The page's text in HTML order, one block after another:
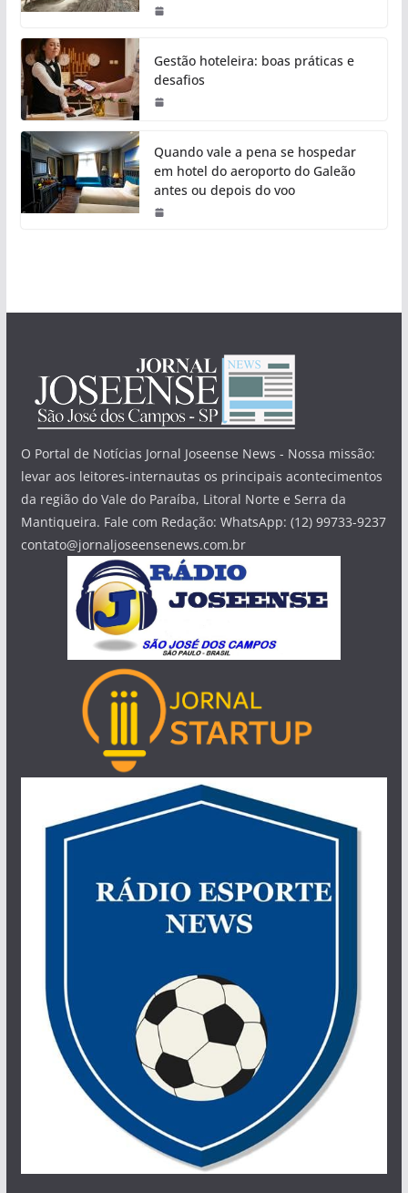
Gestão hoteleira: boas práticas e
desafios
Quando vale a pena se hospedar
em hotel do aeroporto do Galeão
antes ou depois do voo
O Portal de Notícias Jornal Joseense News - Nossa missão:
levar aos leitores-internautas os principais acontecimentos
da região do Vale do Paraíba, Litoral Norte e Serra da
Mantiqueira. Fale com Redação: WhatsApp: (12) 99733-9237
contato@jornaljoseensenews.com.br